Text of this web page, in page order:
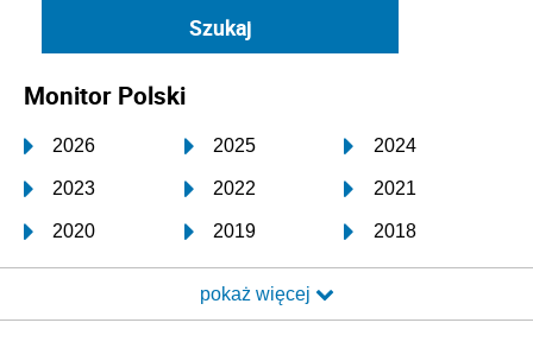
Monitor Polski
2026 2025 2024
2023 2022 2021
2020 2019 2018
2017 2016 2015
2014 2013 2012
pokaż więcej